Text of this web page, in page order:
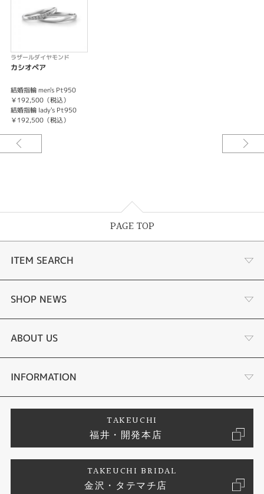
ラザールダイヤモンド
カシオペア
結婚指輪 men's Pt950
￥192,500（税込）
結婚指輪 lady's Pt950
￥192,500（税込）
PAGE TOP
ITEM SEARCH
婚約指輪
結婚指輪
セットリング
婚約ネックレス
エタニティリング
SHOP NEWS
ふくい時計宝石修理研究所
タケウチのこだわり
プロポーズサポート
ブランドリスト
ジュエリーリフォーム
ABOUT US
会社概要
お客様の声
INFORMATION
プライバシーポリシー
TAKEUCHI
福井・開発本店
TAKEUCHI BRIDAL
金沢・タテマチ店